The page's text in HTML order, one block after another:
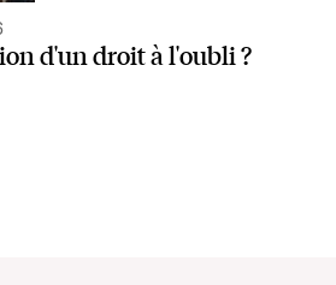
d'un droit à l'oubli ?